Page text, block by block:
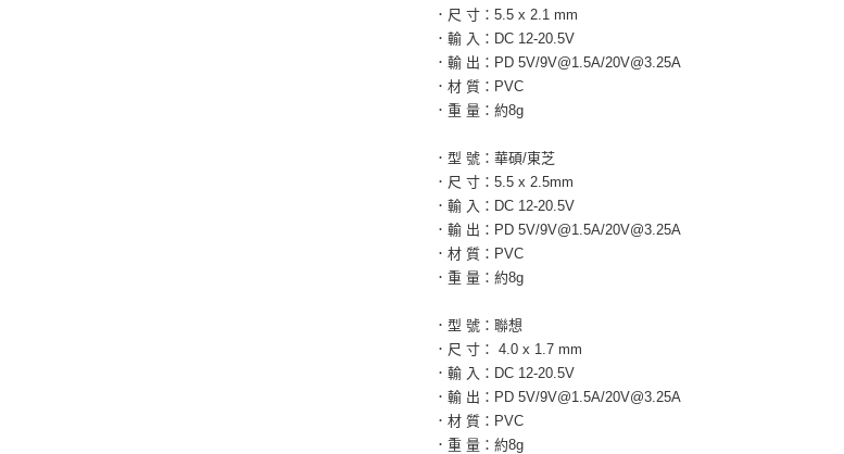
．尺 寸：5.5 x 2.1 mm
．輸 入：DC 12-20.5V
．輸 出：PD 5V/9V@1.5A/20V@3.25A
．材 質：PVC
．重 量：約8g
．型 號：華碩/東芝
．尺 寸：5.5 x 2.5mm
．輸 入：DC 12-20.5V
．輸 出：PD 5V/9V@1.5A/20V@3.25A
．材 質：PVC
．重 量：約8g
．型 號：聯想
．尺 寸： 4.0 x 1.7 mm
．輸 入：DC 12-20.5V
．輸 出：PD 5V/9V@1.5A/20V@3.25A
．材 質：PVC
．重 量：約8g